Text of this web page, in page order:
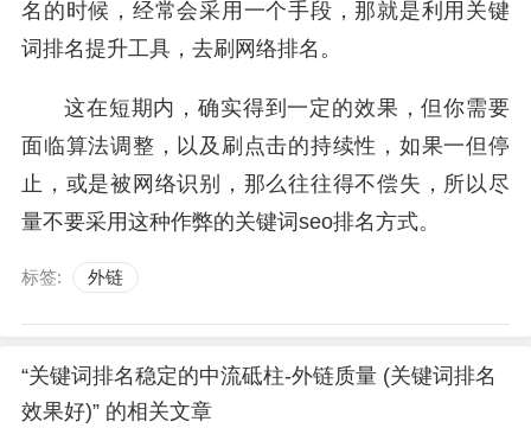
名的时候，经常会采用一个手段，那就是利用关键
词排名提升工具，去刷网络排名。
这在短期内，确实得到一定的效果，但你需要
面临算法调整，以及刷点击的持续性，如果一但停
止，或是被网络识别，那么往往得不偿失，所以尽
量不要采用这种作弊的关键词seo排名方式。
标签: 外链
“关键词排名稳定的中流砥柱-外链质量 (关键词排名
效果好)” 的相关文章